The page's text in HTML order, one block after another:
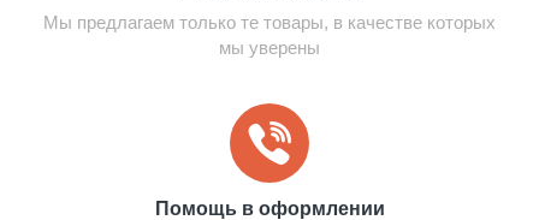
Мы предлагаем только те товары, в качестве которых
мы уверены
Помощь в оформлении